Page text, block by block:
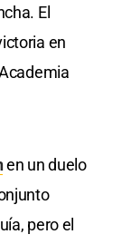
El
en
en un duelo
pero el